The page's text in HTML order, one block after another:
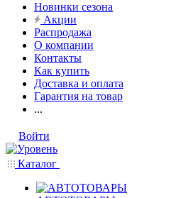
Новинки сезона
Акции
Распродажа
О компании
Контакты
Как купить
Доставка и оплата
Гарантия на товар
...
Войти
Каталог